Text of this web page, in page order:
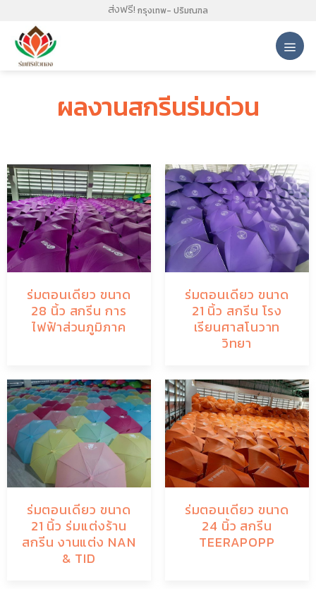
content
ส่งฟรี! กรุงเทพ- ปริมณฑล
ผลงานสกรีนร่มด่วน
ร่มตอนเดียว ขนาด
28 นิ้ว สกรีน การ
ไฟฟ้าส่วนภูมิภาค
ร่มตอนเดียว ขนาด
21 นิ้ว สกรีน โรง
เรียนศาสโนวาท
วิทยา
ร่มตอนเดียว ขนาด
21 นิ้ว ร่มแต่งร้าน
สกรีน งานแต่ง NAN
& TID
ร่มตอนเดียว ขนาด
24 นิ้ว สกรีน
TEERAPOPP